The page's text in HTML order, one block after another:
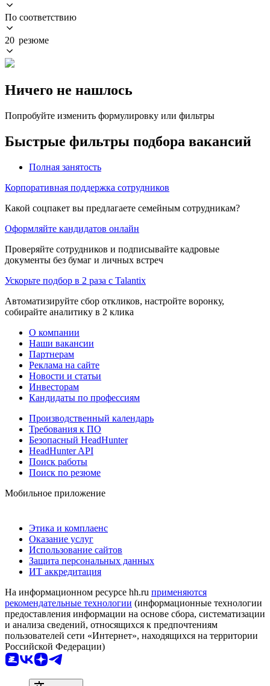
По соответствию
20 резюме
Ничего не нашлось
Попробуйте изменить формулировку или фильтры
Быстрые фильтры подбора вакансий
Полная занятость
Корпоративная поддержка сотрудников
Какой соцпакет вы предлагаете семейным сотрудникам?
Оформляйте кандидатов онлайн
Проверяйте сотрудников и подписывайте кадровые
документы без бумаг и личных встреч
Ускорьте подбор в 2 раза с Talantix
Автоматизируйте сбор откликов, настройте воронку,
собирайте аналитику в 2 клика
О компании
Наши вакансии
Партнерам
Реклама на сайте
Новости и статьи
Инвесторам
Кандидаты по профессиям
Производственный календарь
Требования к ПО
Безопасный HeadHunter
HeadHunter API
Поиск работы
Поиск по резюме
Мобильное приложение
Этика и комплаенс
Оказание услуг
Использование сайтов
Защита персональных данных
ИТ аккредитация
На информационном ресурсе hh.ru применяются
рекомендательные технологии (информационные технологии
предоставления информации на основе сбора, систематизации
и анализа сведений, относящихся к предпочтениям
пользователей сети «Интернет», находящихся на территории
Российской Федерации)